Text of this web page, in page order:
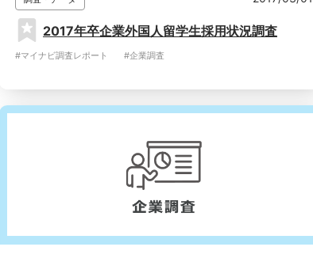
2017年卒企業外国人留学生採用状況調査
#マイナビ調査レポート #企業調査